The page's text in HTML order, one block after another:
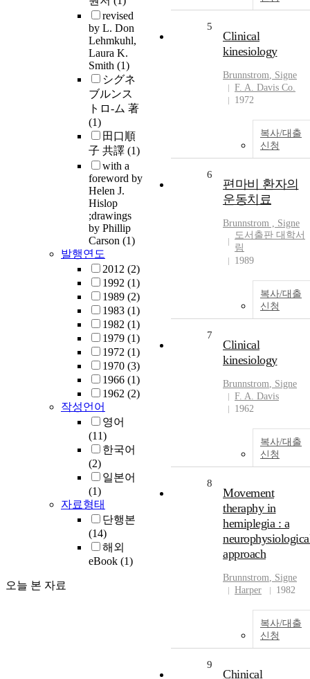
revised
by L. Don
Lehmkuhl,
Laura K.
Smith (1)
シグネ
ブルンス
トロ-ム 著
(1)
田口順
子 共譯 (1)
with a
foreword by
Helen J.
Hislop
;drawings
by Phillip
Carson (1)
발행연도
2012 (2)
1992 (1)
1989 (2)
1983 (1)
1982 (1)
1979 (1)
1972 (1)
1970 (3)
1966 (1)
1962 (2)
작성언어
영어
(11)
한국어
(2)
일본어
(1)
자료형태
단행본
(14)
해외
eBook (1)
오늘 본 자료
5
Clinical
kinesiology
Brunnstrom, Signe
F. A. Davis Co.
1972
복사/대출
신청
6
편마비 환자의
운동치료
Brunnstrom , Signe
도서출판 대학서
림
1989
복사/대출
신청
7
Clinical
kinesiology
Brunnstrom, Signe
F. A. Davis
1962
복사/대출
신청
8
Movement
theraphy in
hemiplegia : a
approach
Brunnstrom, Signe
Harper
1982
복사/대출
신청
9
Chinical